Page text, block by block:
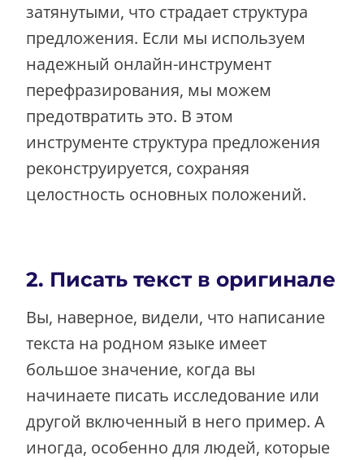
затянутыми, что страдает структура
предложения. Если мы используем
надежный онлайн-инструмент
перефразирования, мы можем
предотвратить это. В этом
инструменте структура предложения
реконструируется, сохраняя
целостность основных положений.
2. Писать текст в оригинале
Вы, наверное, видели, что написание
текста на родном языке имеет
большое значение, когда вы
начинаете писать исследование или
другой включенный в него пример. А
иногда, особенно для людей, которые